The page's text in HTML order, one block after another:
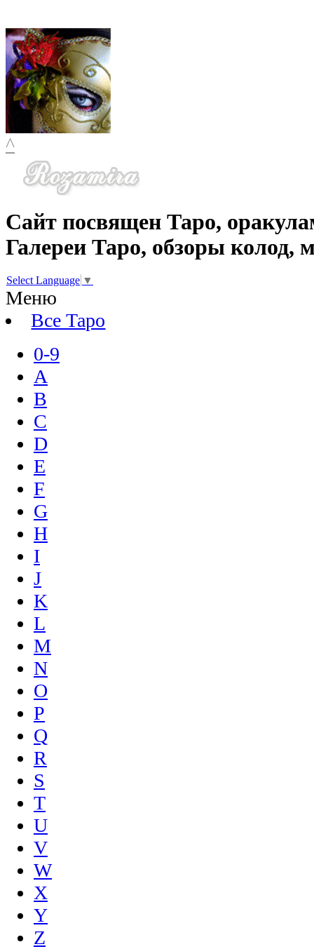
^
Сайт посвящен Таро,
Галереи Таро, обзоры колод,
Select Language ▼
Меню
Все Таро
0-9
A
B
C
D
E
F
G
H
I
J
K
L
M
N
O
P
Q
R
S
T
U
V
W
X
Y
Z